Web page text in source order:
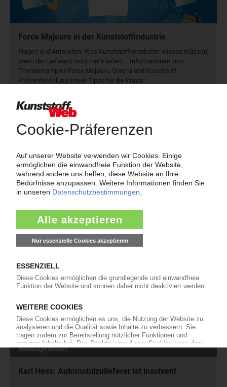
Force Majeure in der Kunststoffindustrie
Fragen und Antworten: Was Kunst­stoff­verarbeiter wissen müssen,
wenn der Lieferant nicht mehr liefert – Informationen zum
Themenkomplex Force Majeure, Corona und Kunststoff-
Preisentwicklung sowie Tipps für die Praxis.
Jetzt lesen
Newsletter
Die wichtigsten Nachrichten und Neuigkeiten aus der
Kunststoffbranche – jeden Tag brandaktuell!
Ich habe dieDatenschutzbestimmungenzur Kenntnis genommen
und akzeptiere diese.
Jetzt kostenfrei abonnieren
Meistgelesen
Karl Hess: Automobilzulieferer ist insolvent